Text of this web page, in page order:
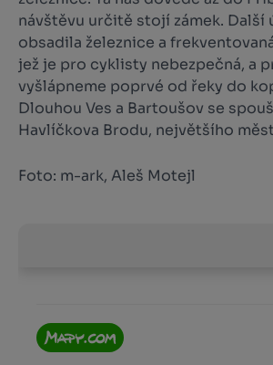
návštěvu určitě stojí zámek. Další
obsadila železnice a
jež je pro cyklisty nebezpečná, a
vyšlápneme poprvé od řeky do
Dlouhou Ves a Bartoušov se
Havlíčkova Brodu, největšího
Foto: m-ark, Aleš Motejl